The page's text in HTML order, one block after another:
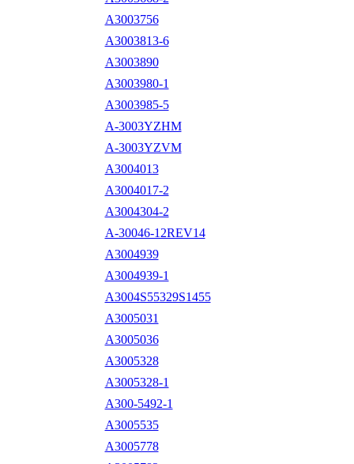
A3003756
A3003813-6
A3003890
A3003980-1
A3003985-5
A-3003YZHM
A-3003YZVM
A3004013
A3004017-2
A3004304-2
A-30046-12REV14
A3004939
A3004939-1
A3004S55329S1455
A3005031
A3005036
A3005328
A3005328-1
A300-5492-1
A3005535
A3005778